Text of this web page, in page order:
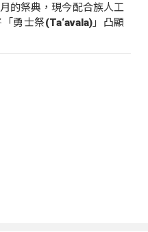
的祭典，現今配合族人工
勇士祭(Ta‘avala)」凸顯